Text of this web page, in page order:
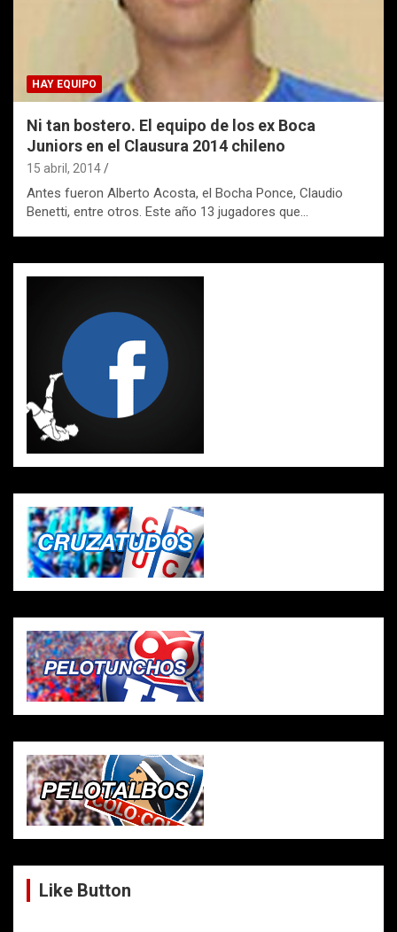
HAY EQUIPO
Ni tan bostero. El equipo de los ex Boca
Juniors en el Clausura 2014 chileno
15 abril, 2014
Antes fueron Alberto Acosta, el Bocha Ponce, Claudio
Benetti, entre otros. Este año 13 jugadores que…
Like Button